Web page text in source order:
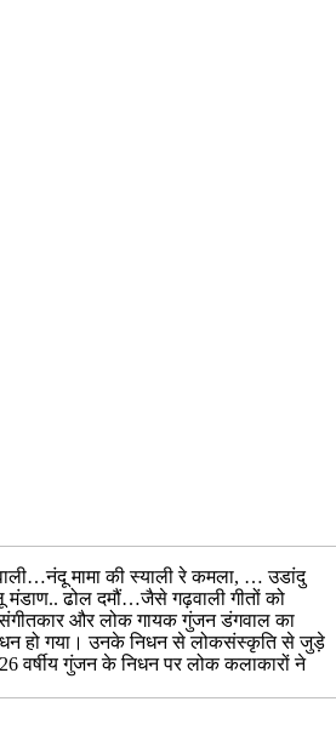
मामा की स्याली रे कमला, … उडांदु
ढोल दमौं…जैसे गढ़वाली गीतों को
संगीतकार और लोक गायक गुंजन डंगवाल का
हो गया। उनके निधन से लोकसंस्कृति से जुड़े
वर्षीय गुंजन के निधन पर लोक कलाकारों ने